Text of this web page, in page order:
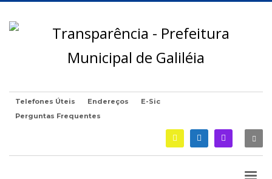
Telefones Úteis Endereços
E-Sic
Perguntas Frequentes